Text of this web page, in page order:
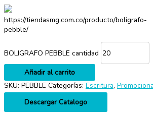
https://tiendasmg.com.co/producto/boligrafo-
pebble/
BOLIGRAFO PEBBLE cantidad
Añadir al carrito
SKU: PEBBLE Categorías: Escritura,
Descargar Catalogo